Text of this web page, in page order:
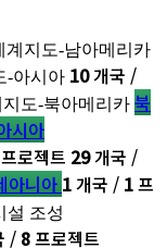
10개국 /
북
시아
프로젝트 29개국 /
아니아 1개국 / 1프
/ 8프로젝트